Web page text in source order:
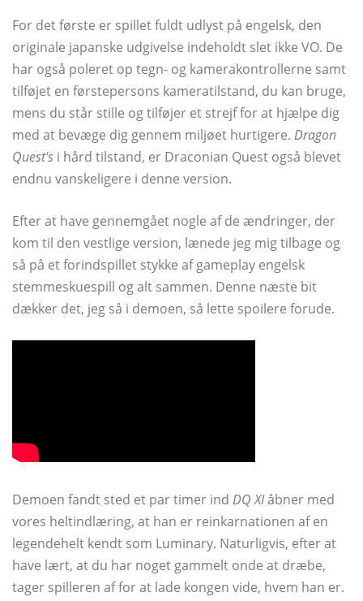
For det første er spillet fuldt udlyst på engelsk, den
originale japanske udgivelse indeholdt slet ikke VO. De
har også poleret op tegn- og kamerakontrollerne samt
tilføjet en førstepersons kameratilstand, du kan bruge,
mens du står stille og tilføjer et strejf for at hjælpe dig
med at bevæge dig gennem miljøet hurtigere. Dragon
Quest's i hård tilstand, er Draconian Quest også blevet
endnu vanskeligere i denne version.
Efter at have gennemgået nogle af de ændringer, der
kom til den vestlige version, lænede jeg mig tilbage og
så på et forindspillet stykke af gameplay engelsk
stemmeskuespill og alt sammen. Denne næste bit
dækker det, jeg så i demoen, så lette spoilere forude.
Demoen fandt sted et par timer ind DQ XIåbner med
vores heltindlæring, at han er reinkarnationen af ​​en
legendehelt kendt som Luminary. Naturligvis, efter at
have lært, at du har noget gammelt onde at dræbe,
tager spilleren af ​​for at lade kongen vide, hvem han er.